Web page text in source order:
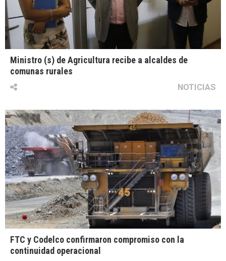
Ministro (s) de Agricultura recibe a alcaldes de
comunas rurales
NOTICIAS
FTC y Codelco confirmaron compromiso con la
continuidad operacional